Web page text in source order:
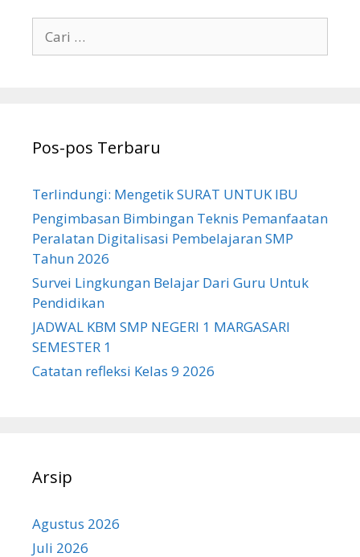
untuk:
Pos-pos Terbaru
Terlindungi: Mengetik SURAT UNTUK IBU
Pengimbasan Bimbingan Teknis Pemanfaatan
Peralatan Digitalisasi Pembelajaran SMP
Tahun 2026
Survei Lingkungan Belajar Dari Guru Untuk
Pendidikan
JADWAL KBM SMP NEGERI 1 MARGASARI
SEMESTER 1
Catatan refleksi Kelas 9 2026
Arsip
Agustus 2026
Juli 2026